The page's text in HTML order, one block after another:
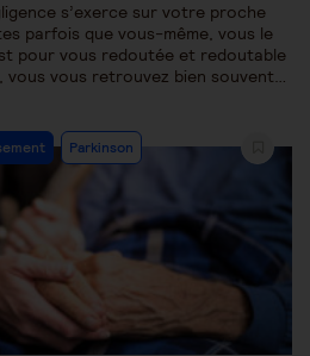
s’exerce sur votre proche
parfois que vous-même, vous le
pour vous redoutée et redoutable
vous vous retrouvez bien souvent…
Parkinson